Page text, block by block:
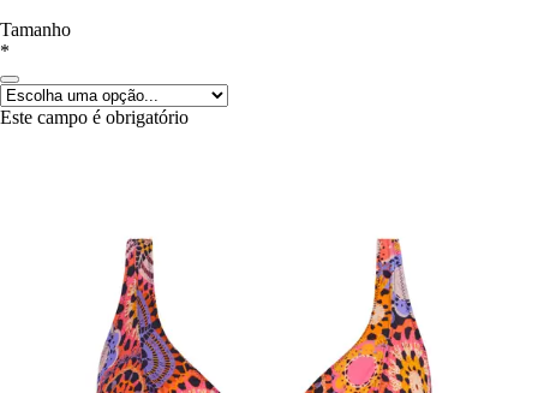
Tamanho
*
Este campo é obrigatório